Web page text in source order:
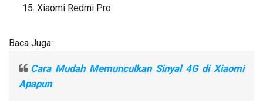
Xiaomi Redmi Pro
Baca Juga:
Cara Mudah Memunculkan Sinyal 4G di Xiaomi
Apapun